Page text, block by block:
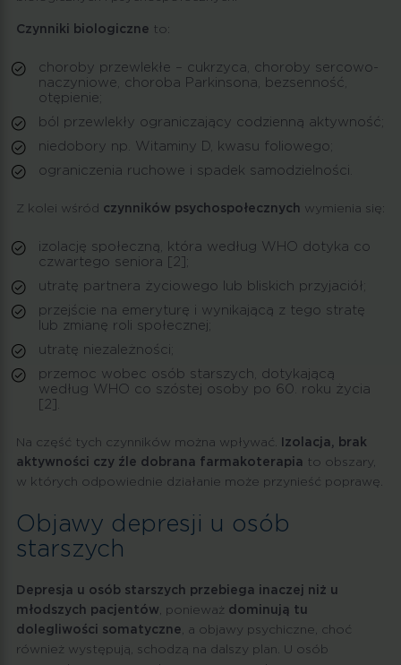
Czynniki biologiczne to:
choroby przewlekłe – cukrzyca, choroby sercowo-
naczyniowe, choroba Parkinsona, bezsenność,
otępienie;
ból przewlekły ograniczający codzienną aktywność;
niedobory np. Witaminy D, kwasu foliowego;
ograniczenia ruchowe i spadek samodzielności.
Z kolei wśród czynników psychospołecznych wymienia się:
izolację społeczną, która według WHO dotyka co
czwartego seniora [2];
utratę partnera życiowego lub bliskich przyjaciół;
przejście na emeryturę i wynikającą z tego stratę
lub zmianę roli społecznej;
utratę niezależności;
przemoc wobec osób starszych, dotykającą
według WHO co szóstej osoby po 60. roku życia
[2].
Na część tych czynników można wpływać.
Izolacja, brak
aktywności czy źle dobrana farmakoterapia to obszary,
w których odpowiednie działanie może przynieść poprawę.
Objawy depresji u osób
starszych
Depresja u osób starszych przebiega inaczej niż u
młodszych pacjentów, ponieważ dominują tu
dolegliwości somatyczne, a objawy psychiczne, choć
również występują, schodzą na dalszy plan. U osób